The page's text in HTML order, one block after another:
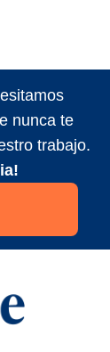
nunca te
trabajo.